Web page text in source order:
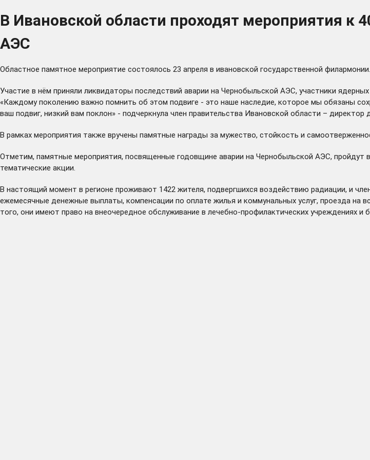
В Ивановской области проходят мероприятия к
АЭС
Областное памятное мероприятие состоялось 23 апреля в ивановской государственной филармонии.
Участие в нём приняли ликвидаторы последствий аварии на Чернобыльской АЭС, участники
«Каждому поколению важно помнить об этом подвиге - это наше наследие, которое мы обязаны
ваш подвиг, низкий вам поклон» - подчеркнула член правительства Ивановской области –
В рамках мероприятия также вручены памятные награды за мужество, стойкость и
Отметим, памятные мероприятия, посвященные годовщине аварии на Чернобыльской АЭС, пройдут
тематические акции.
В настоящий момент в регионе проживают 1422 жителя, подвергшихся воздействию радиации, и
ежемесячные денежные выплаты, компенсации по оплате жилья и коммунальных услуг, проезда на
того, они имеют право на внеочередное обслуживание в лечебно-профилактических учреждениях и